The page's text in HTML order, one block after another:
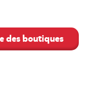
des boutiques